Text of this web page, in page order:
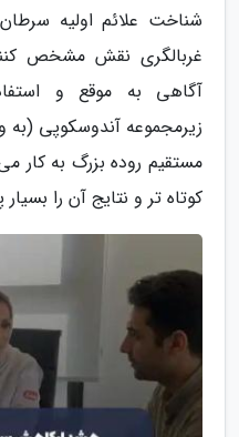
شناخت علائم اولیه
غربالگری نقش مشخص
آگاهی به موقع و
زیرمجموعه آندوسکوپی (به
مستقیم روده بزرگ به کار
کوتاه تر و نتایج آن را بسیار